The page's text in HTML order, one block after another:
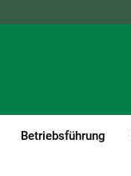
Betriebsführung